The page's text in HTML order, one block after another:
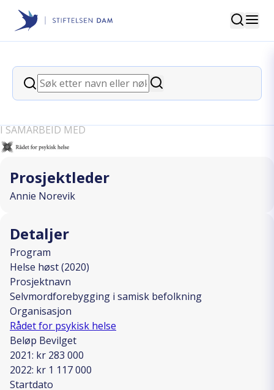
Stiftelsen Dam
Søk
Søk
Søk
back
Selvmordforebygging i samisk
I SAMARBEID MED
Prosjektleder
Annie Norevik
Detaljer
Program
Helse høst (2020)
Prosjektnavn
Selvmordforebygging i samisk befolkning
Organisasjon
Rådet for psykisk helse
Beløp Bevilget
2021: kr 283 000
2022: kr 1 117 000
Startdato